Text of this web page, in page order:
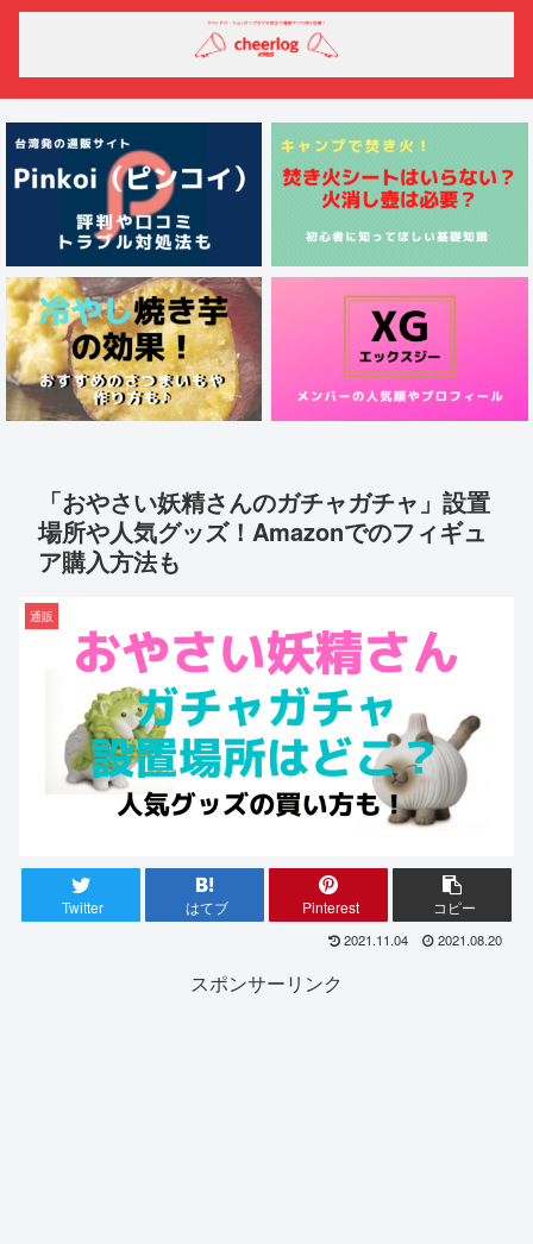
「おやさい妖精さんのガチャガチャ」設置
場所や人気グッズ！Amazonでのフィギュ
ア購入方法も
通販
Twitter はてブ Pinterest コピー
2021.11.04 2021.08.20
スポンサーリンク